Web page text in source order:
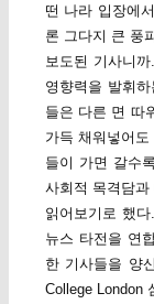
떤 나라 입장에
론 그다지 큰 풍
보도된 기사니
영향력을 발휘
들은 다른 면 따
가득 채워넣어
들이 가면 갈수
사회적 목격담
읽어보기로 했
뉴스 타전을 연
한 기사들을 양
College London